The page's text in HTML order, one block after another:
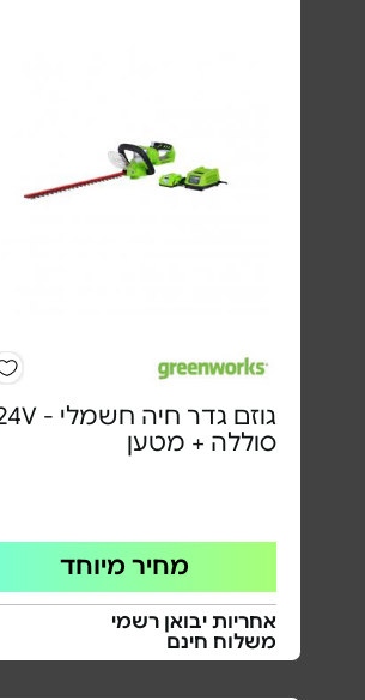
סוללה + מטען
מחיר מיוחד
אחריות יבואן רשמי
משלוח חינם